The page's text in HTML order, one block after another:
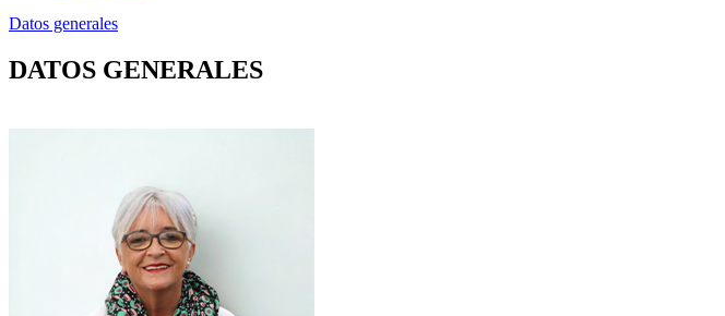
Datos generales
DATOS GENERALES